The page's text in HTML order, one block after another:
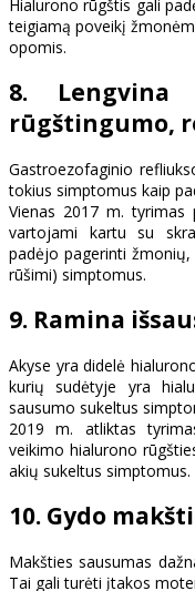
Hialurono rūgštis gali
teigiamą poveikį
opomis.
8. Lengvina
rūgštingumo,
Gastroezofaginio
tokius simptomus kaip
Vienas 2017 m. tyrimas
vartojami kartu su
padėjo pagerinti žmonių,
rūšimi) simptomus.
9. Ramina
Akyse yra didelė
kurių sudėtyje yra
sausumo sukeltus
2019 m. atliktas
veikimo hialurono
akių sukeltus simptomus.
10. Gydo
Makšties sausumas
Tai gali turėti įtakos